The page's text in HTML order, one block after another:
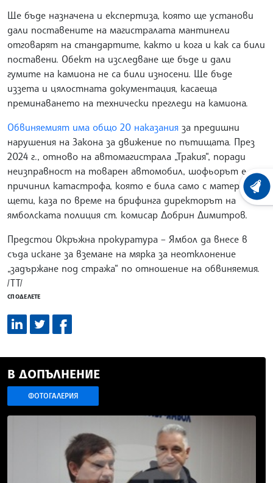
Ще бъде назначена и експертиза, която ще установи
дали поставените на магистралата мантинели
отговарят на стандартите, както и кога и как са били
поставени. Обект на изследване ще бъде и дали
гумите на камиона не са били износени. Ще бъде
иззета и цялостната документация, касаеща
преминаването на технически прегледи на камиона.
Обвиняемият има общо 20 наказания за предишни
нарушения на Закона за движение по пътищата. През
2024 г., отново на автомагистрала „Тракия“, поради
неизправност на товарен автомобил, шофьорът е
причинил катастрофа, която е била само с материални
щети, каза по време на брифинга директорът на
ямболската полиция ст. комисар Добрин Димитров.
Предстои Окръжна прокуратура – Ямбол да внесе в
съда искане за вземане на мярка за неотклонение
„задържане под стража“ по отношение на обвиняемия.
/ТТ/
СПОДЕЛЕТЕ
В ДОПЪЛНЕНИЕ
ФОТОГАЛЕРИЯ